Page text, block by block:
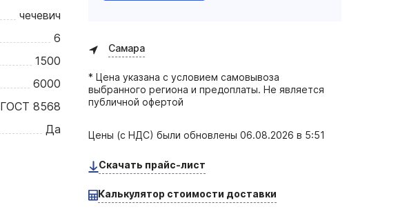
чечевич
6
1500
6000
ГОСТ 8568
Да
Самара
* Цена указана с условием самовывоза
выбранного региона и предоплаты. Не является
публичной офертой
Цены (с НДС) были обновлены06.08.2026 в 5:51
Скачать прайс-лист
Калькулятор стоимости доставки